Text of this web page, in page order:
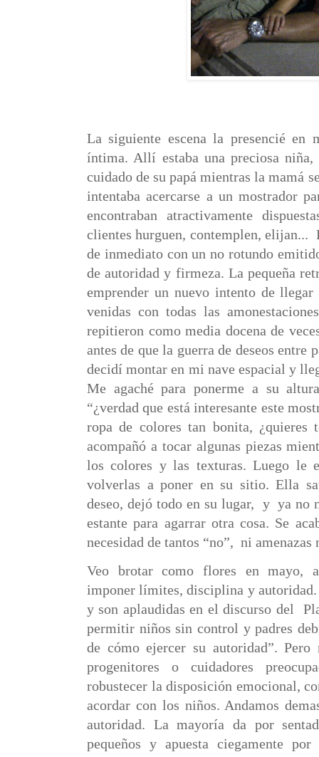
La siguiente escena la presencié en
íntima. Allí estaba una preciosa
cuidado de su papá mientras la mamá
intentaba acercarse a un mostrador
encontraban atractivamente
clientes hurguen, contemplen, elijan...
de inmediato con un no rotundo
de autoridad y firmeza. La pequeña
emprender un nuevo intento de
venidas con todas las
repitieron como media docena de
antes de que la guerra de deseos entre
decidí montar en mi nave espacial y
Me agaché para ponerme a su
“¿verdad que está interesante este
ropa de colores tan bonita, ¿quieres
acompañó a tocar algunas piezas
los colores y las texturas. Luego le
volverlas a poner en su sitio. Ella
deseo, dejó todo en su lugar,
y ya no
estante para agarrar otra cosa. Se
necesidad de tantos “no”, ni amenazas
Veo brotar como flores en mayo, a
imponer límites, disciplina y autoridad.
y son aplaudidas en el discurso del
permitir niños sin control y padres
de cómo ejercer su autoridad”. Pero
progenitores o cuidadores
robustecer la disposición emocional,
acordar con los niños. Andamos
autoridad. La mayoría da por
pequeños y apuesta ciegamente